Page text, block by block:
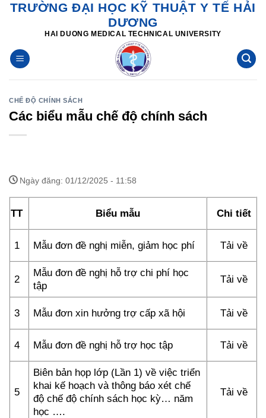
SkipTRƯỜNG ĐẠI HỌC KỸ THUẬT Y TẾ HẢI
DƯƠNG
HAI DUONG MEDICAL TECHNICAL UNIVERSITY
CHẾ ĐỘ CHÍNH SÁCH
Các biểu mẫu chế độ chính sách
Ngày đăng: 01/12/2025 - 11:58
TT Biểu mẫu Chi tiết
1 Mẫu đơn đề nghị miễn, giảm học phí Tải về
2
Mẫu đơn đề nghị hỗ trợ chi phí học
tập
Tải về
3 Mẫu đơn xin hưởng trợ cấp xã hội Tải về
4 Mẫu đơn đề nghị hỗ trợ học tập Tải về
5
Biên bản họp lớp (Lần 1) về việc triển
khai kế hoạch và thông báo xét chế
độ chế độ chính sách học kỳ… năm
học ….
Tải về